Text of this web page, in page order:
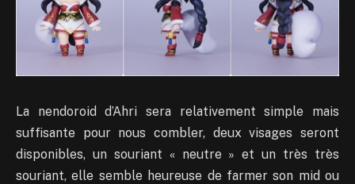
La nendoroid d’Ahri sera relativement simple mais
suffisante pour nous combler, deux visages seront
disponibles, un souriant « neutre » et un très très
souriant, elle semble heureuse de farmer son mid ou